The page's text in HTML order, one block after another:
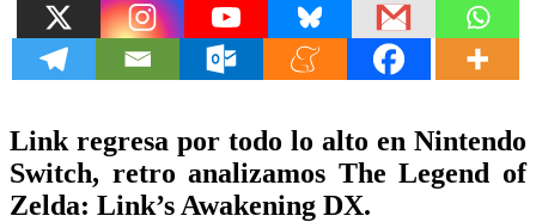
Link regresa por todo lo alto en Nintendo
Switch, retro analizamos The Legend of
Zelda: Link’s Awakening DX.